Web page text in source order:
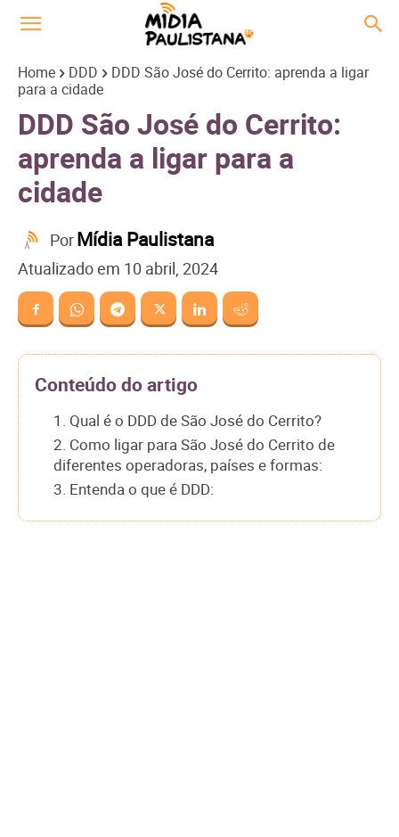
Home DDD
DDD São José do Cerrito: aprenda a ligar
para a cidade
DDD São José do Cerrito:
aprenda a ligar para a
cidade
PorMídia Paulistana
Atualizado em 10 abril, 2024
Conteúdo do artigo
1. Qual é o DDD de São José do Cerrito?
2. Como ligar para São José do Cerrito de
diferentes operadoras, países e formas:
3. Entenda o que é DDD: